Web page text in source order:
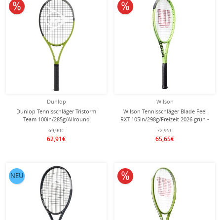
Dunlop
Dunlop Tennisschläger Tristorm
Team 100in/285g/Allround
grün/grau/schwarz - besaitet -
69,90€
62,91€
10% reduziert
Wilson
Wilson Tennisschläger Blade Feel
RXT 105in/298g/Freizeit 2026 grün -
besaitet -
72,95€
65,65€
10% reduziert
NEU 10% reduziert